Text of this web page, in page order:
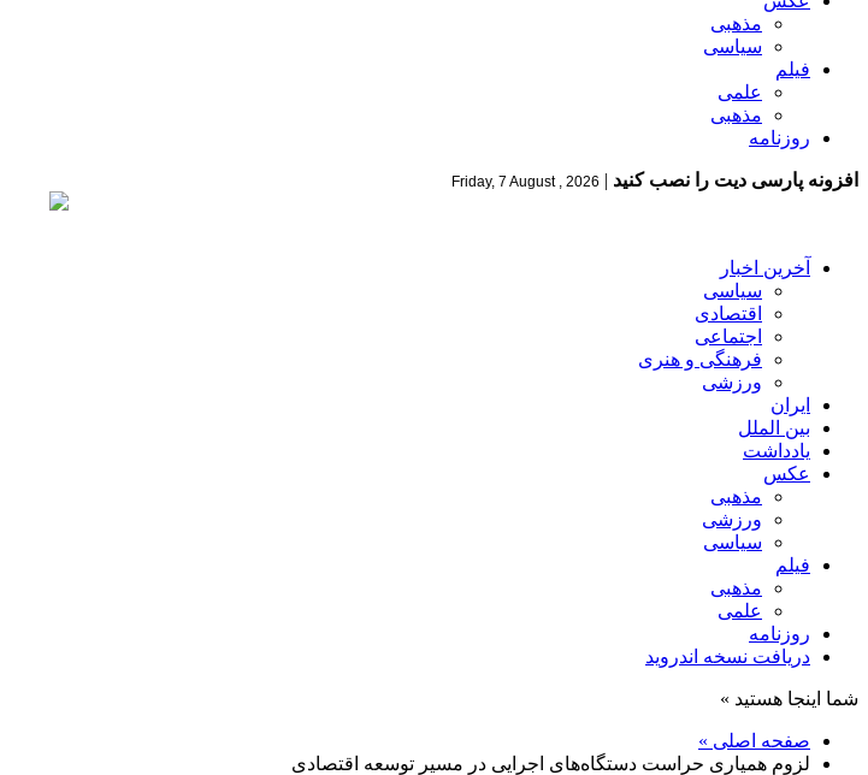
مذهبی
سیاسی
فیلم
علمی
مذهبی
روزنامه
افزونه پارسی دیت را نصب کنید |
Friday, 7 August , 2026
آخرین اخبار
سیاسی
اقتصادی
اجتماعی
فرهنگی و هنری
ورزشی
ایران
بین الملل
یادداشت
عکس
مذهبی
ورزشی
سیاسی
فیلم
مذهبی
علمی
روزنامه
دریافت نسخه اندروید
شما اینجا هستید »
صفحه اصلی »
لزوم همیاری حراست دستگاه‌های اجرایی در مسیر توسعه اقتصادی